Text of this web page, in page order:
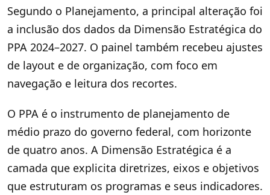
Segundo o Planejamento, a principal alteração foi
a inclusão dos dados da Dimensão Estratégica do
PPA 2024–2027. O painel também recebeu ajustes
de layout e de organização, com foco em
navegação e leitura dos recortes.
O PPA é o instrumento de planejamento de
médio prazo do governo federal, com horizonte
de quatro anos. A Dimensão Estratégica é a
camada que explicita diretrizes, eixos e objetivos
que estruturam os programas e seus indicadores.